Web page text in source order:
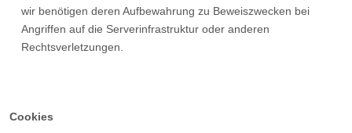
wir benötigen deren Aufbewahrung zu Beweiszwecken bei
Angriffen auf die Serverinfrastruktur oder anderen
Rechtsverletzungen.
Cookies